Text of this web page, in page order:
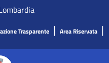
principale
Trasparente | Area Riservata |